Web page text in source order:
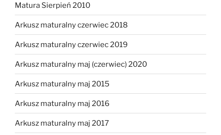
Matura Sierpień 2010
Arkusz maturalny czerwiec 2018
Arkusz maturalny czerwiec 2019
Arkusz maturalny maj (czerwiec) 2020
Arkusz maturalny maj 2015
Arkusz maturalny maj 2016
Arkusz maturalny maj 2017